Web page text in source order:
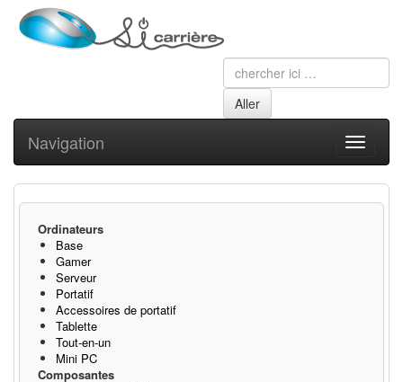
Toggle
Navigation
Ordinateurs
Base
Gamer
Serveur
Portatif
Accessoires de portatif
Tablette
Tout-en-un
Mini PC
Composantes